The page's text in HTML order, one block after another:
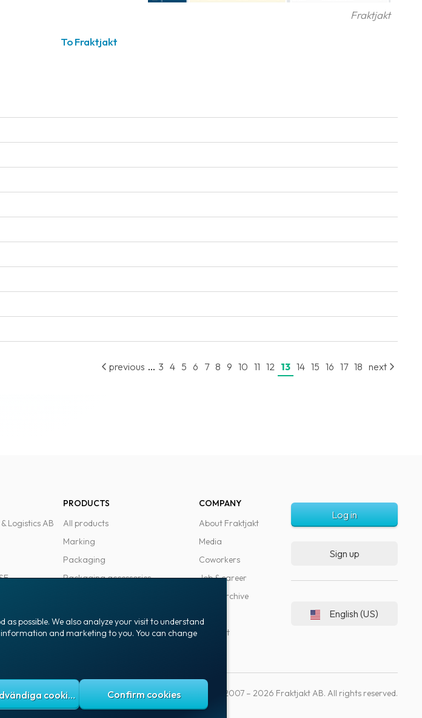
Fraktjakt
To Fraktjakt
previous ... 3 4 5 6 7 8 9 10 11 12 13 14 15 16 17 18 next
Logistics AB
PRODUCTS
All products
Marking
Packaging
Packaging accessories
COMPANY
About Fraktjakt
Media
Coworkers
Job & career
News archive
Support
Log in
Sign up
English (US)
Cookies Copyright © 2007 – 2026 Fraktjakt AB. All rights reserved.
as possible. We also analyze your visit to understand
and marketing to you. You can change
Endast nödvändiga cookies